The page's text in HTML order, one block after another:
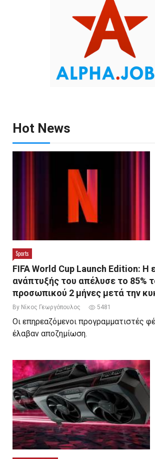
Hot News
Sports
FIFA World Cup Launch Edition: Η
ανάπτυξής του απέλυσε το 85%
προσωπικού 2 μήνες μετά την
By Νίκος Γεωργόπουλος 5481
Οι επηρεαζόμενοι προγραμματιστές
έλαβαν αποζημίωση.